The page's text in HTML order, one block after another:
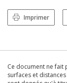
Imprimer
Ce document ne fait
surfaces et